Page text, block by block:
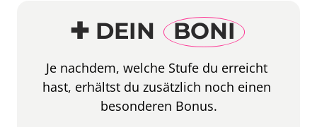
✚ DEIN BONI
Je nachdem, welche Stufe du
hast, erhältst du zusätzlich noch
besonderen Bonus.